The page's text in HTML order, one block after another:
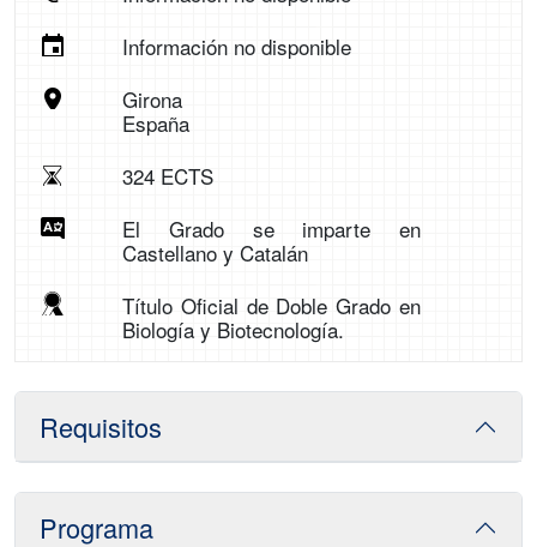
Información no disponible
Girona
España
324 ECTS
El Grado se imparte en
Castellano y Catalán
Título Oficial de Doble Grado en
Biología y Biotecnología.
Requisitos
Programa